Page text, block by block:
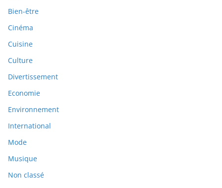
Bien-être
Cinéma
Cuisine
Culture
Divertissement
Economie
Environnement
International
Mode
Musique
Non classé